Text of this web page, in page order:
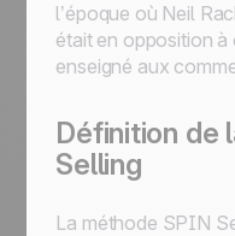
l’époque où Neil
était en opposition
enseigné aux
Définition de
Selling
La méthode SPIN